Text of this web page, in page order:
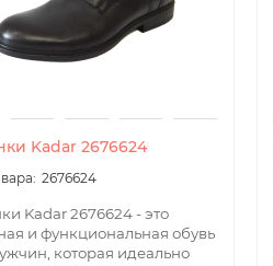
Kadar 2676624
2676624
Kadar 2676624 - это
и функциональная обувь
которая идеально